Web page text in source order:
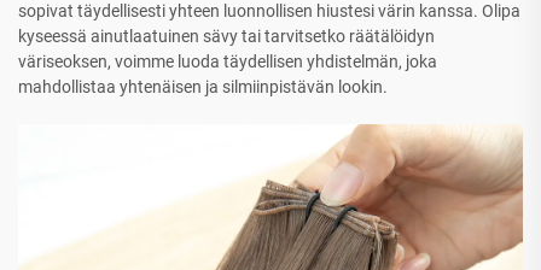
sopivat täydellisesti yhteen luonnollisen hiustesi värin kanssa. Olipa
kyseessä ainutlaatuinen sävy tai tarvitsetko räätälöidyn
väriseoksen, voimme luoda täydellisen yhdistelmän, joka
mahdollistaa yhtenäisen ja silmiinpistävän lookin.